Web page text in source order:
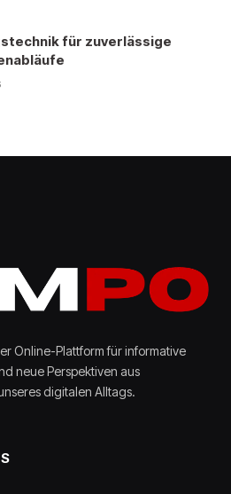
für zuverlässige
Online-Plattform für informative
neue Perspektiven aus
digitalen Alltags.